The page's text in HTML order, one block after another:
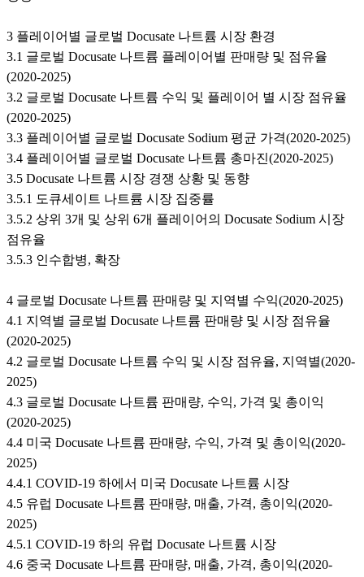
3 플레이어별 글로벌 Docusate 나트륨 시장 환경
3.1 글로벌 Docusate 나트륨 플레이어별 판매량 및 점유율
(2020-2025)
3.2 글로벌 Docusate 나트륨 수익 및 플레이어 별 시장 점유율
(2020-2025)
3.3 플레이어별 글로벌 Docusate Sodium 평균 가격(2020-2025)
3.4 플레이어별 글로벌 Docusate 나트륨 총마진(2020-2025)
3.5 Docusate 나트륨 시장 경쟁 상황 및 동향
3.5.1 도큐세이트 나트륨 시장 집중률
3.5.2 상위 3개 및 상위 6개 플레이어의 Docusate Sodium 시장
점유율
3.5.3 인수합병, 확장
4 글로벌 Docusate 나트륨 판매량 및 지역별 수익(2020-2025)
4.1 지역별 글로벌 Docusate 나트륨 판매량 및 시장 점유율
(2020-2025)
4.2 글로벌 Docusate 나트륨 수익 및 시장 점유율, 지역별(2020-
2025)
4.3 글로벌 Docusate 나트륨 판매량, 수익, 가격 및 총이익
(2020-2025)
4.4 미국 Docusate 나트륨 판매량, 수익, 가격 및 총이익(2020-
2025)
4.4.1 COVID-19 하에서 미국 Docusate 나트륨 시장
4.5 유럽 Docusate 나트륨 판매량, 매출, 가격, 총이익(2020-
2025)
4.5.1 COVID-19 하의 유럽 Docusate 나트륨 시장
4.6 중국 Docusate 나트륨 판매량, 매출, 가격, 총이익(2020-